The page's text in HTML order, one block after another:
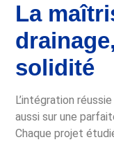
La
solidité
L’intégration
aussi sur une
Chaque projet